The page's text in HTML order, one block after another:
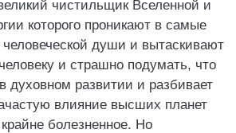
чистильщик Вселенной и
которого проникают в самые
человеческой души и вытаскивают
и страшно подумать, что
духовном развитии и разбивает
влияние высших планет
болезненное. Но